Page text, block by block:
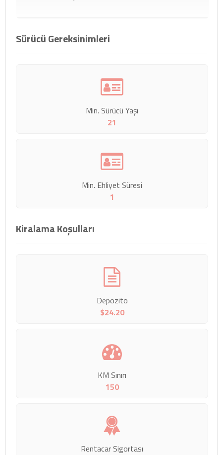
Sürücü Gereksinimleri
Min. Sürücü Yaşı
21
Min. Ehliyet Süresi
1
Kiralama Koşulları
Depozito
$24.20
KM Sınırı
150
Rentacar Sigortası